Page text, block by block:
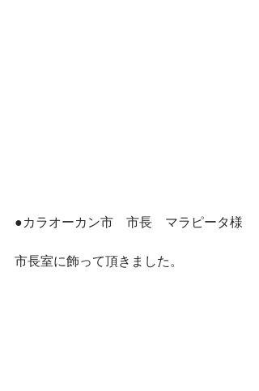
●カラオーカン市　市長　マラピータ様
市長室に飾って頂きました。